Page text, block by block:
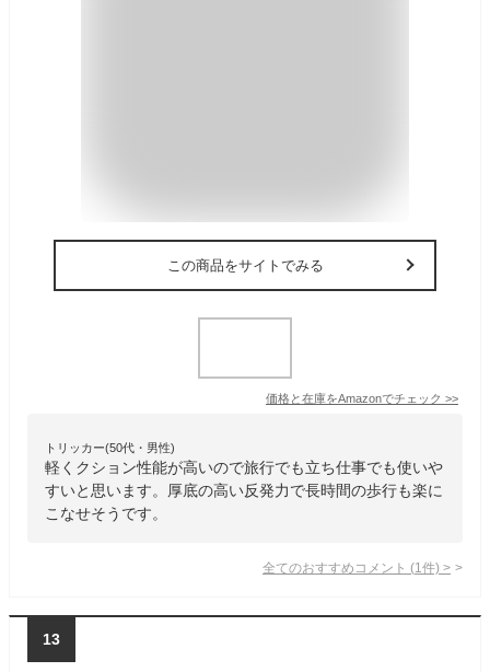
この商品をサイトでみる
価格と在庫をAmazonでチェック >>
トリッカー(50代・男性)
軽くクション性能が高いので旅行でも立ち仕事でも使いや
すいと思います。厚底の高い反発力で長時間の歩行も楽に
こなせそうです。
全てのおすすめコメント (1 件) >
13